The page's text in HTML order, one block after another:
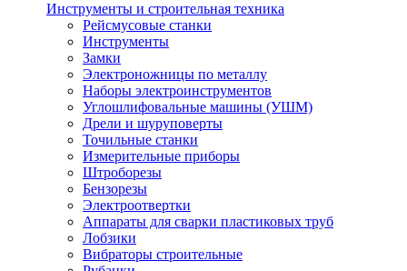
Инструменты и строительная техника
Рейсмусовые станки
Инструменты
Замки
Электроножницы по металлу
Наборы электроинструментов
Углошлифовальные машины (УШМ)
Дрели и шуруповерты
Точильные станки
Измерительные приборы
Штроборезы
Бензорезы
Электроотвертки
Аппараты для сварки пластиковых труб
Лобзики
Вибраторы строительные